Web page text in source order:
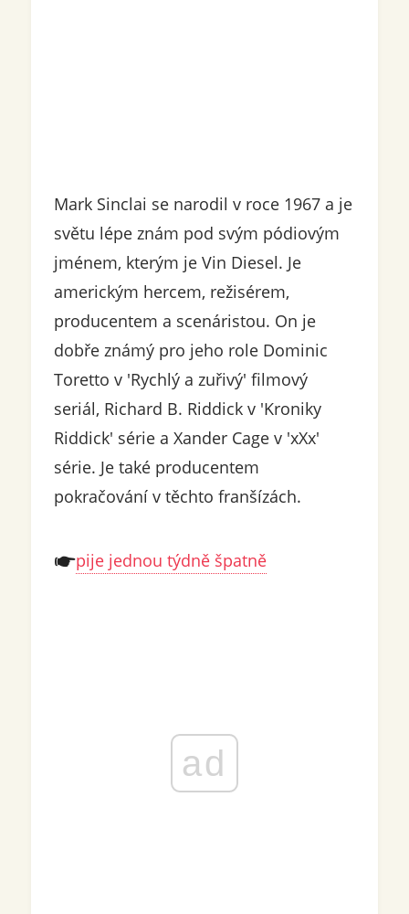
Mark Sinclai se narodil v roce 1967 a je
světu lépe znám pod svým pódiovým
jménem, ​​kterým je Vin Diesel. Je
americkým hercem, režisérem,
producentem a scenáristou. On je
dobře známý pro jeho role Dominic
Toretto v 'Rychlý a zuřivý' filmový
seriál, Richard B. Riddick v 'Kroniky
Riddick' série a Xander Cage v 'xXx'
série. Je také producentem
pokračování v těchto franšízách.
pije jednou týdně špatně
ad